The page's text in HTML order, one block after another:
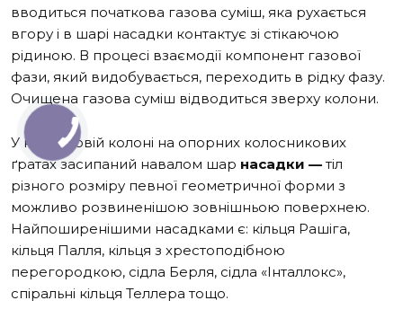
вводиться початкова газова суміш, яка рухається
вгору і в шарі насадки контактує зі стікаючою
рідиною. В процесі взаємодії компонент газової
фази, який видобувається, переходить в рідку фазу.
Очищена газова суміш відводиться зверху колони.
У насадковій колоні на опорних колосникових
ґратах засипаний навалом шар насадки —тіл
різного розміру певної геометричної форми з
можливо розвиненішою зовнішньою поверхнею.
Найпоширенішими насадками є: кільця Рашіга,
кільця Палля, кільця з хрестоподібною
перегородкою, сідла Берля, сідла «Інталлокс»,
спіральні кільця Теллера тощо.